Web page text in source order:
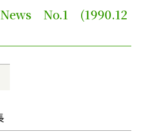
News No.1 (1990.12